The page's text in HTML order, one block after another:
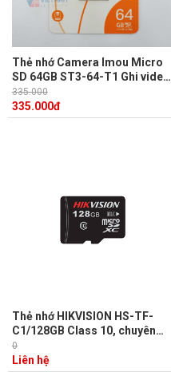
Thẻ nhớ Camera Imou Micro
SD 64GB ST3-64-T1 Ghi video
Class 10
335.000
335.000đ
Thẻ nhớ HIKVISION HS-TF-
C1/128GB Class 10, chuyên
dụng ghi Video
0
Liên hệ